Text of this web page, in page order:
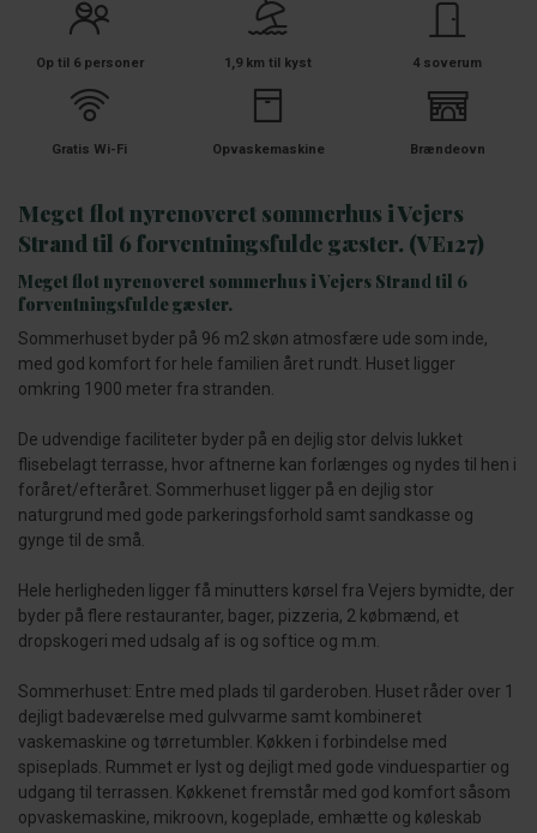
Op til 6 personer 1,9 km til kyst 4 soverum
Gratis Wi-Fi Opvaskemaskine Brændeovn
Meget flot nyrenoveret sommerhus i Vejers
Strand til 6 forventningsfulde gæster. (VE127)
Meget flot nyrenoveret sommerhus i Vejers Strand til 6
forventningsfulde gæster.
Sommerhuset byder på 96 m2 skøn atmosfære ude som inde,
med god komfort for hele familien året rundt. Huset ligger
omkring 1900 meter fra stranden.
De udvendige faciliteter byder på en dejlig stor delvis lukket
flisebelagt terrasse, hvor aftnerne kan forlænges og nydes til hen i
foråret/efteråret. Sommerhuset ligger på en dejlig stor
naturgrund med gode parkeringsforhold samt sandkasse og
gynge til de små.
Hele herligheden ligger få minutters kørsel fra Vejers bymidte, der
byder på flere restauranter, bager, pizzeria, 2 købmænd, et
dropskogeri med udsalg af is og softice og m.m.
Sommerhuset: Entre med plads til garderoben. Huset råder over 1
dejligt badeværelse med gulvvarme samt kombineret
vaskemaskine og tørretumbler. Køkken i forbindelse med
spiseplads. Rummet er lyst og dejligt med gode vinduespartier og
udgang til terrassen. Køkkenet fremstår med god komfort såsom
opvaskemaskine, mikroovn, kogeplade, emhætte og køleskab